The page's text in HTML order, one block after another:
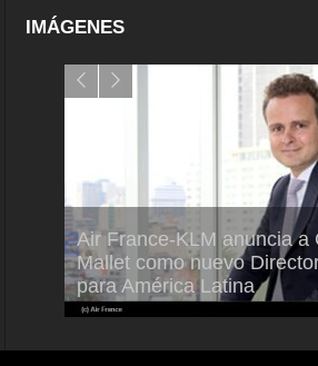
IMÁGENES
Air France-KLM anuncia a
Mallet como nuevo
para América Latina